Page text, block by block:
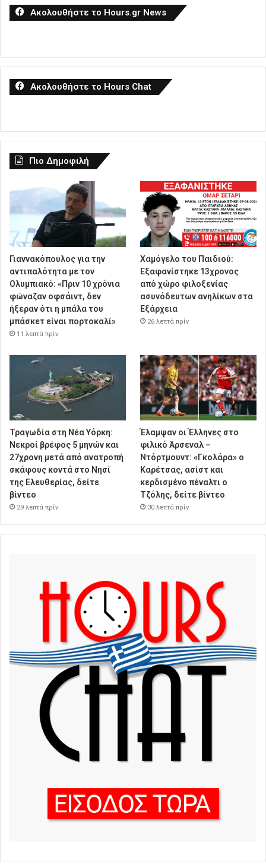
Ακολουθήστε το Hours.gr News
Ακολουθήστε το Hours Chat
Πιο Δημοφιλή
Γιαννακόπουλος για την
αντιπαλότητα με τον
Ολυμπιακό: «Πριν 10 χρόνια
φώναζαν οφσάιντ, δεν
ήξεραν ότι η μπάλα του
μπάσκετ είναι πορτοκαλί»
11 λεπτά πρίν
Χαμόγελο του Παιδιού:
Εξαφανίστηκε 13χρονος
από χώρο φιλοξενίας
ασυνόδευτων ανηλίκων στα
Εξάρχεια
26 λεπτά πρίν
Τραγωδία στη Νέα Υόρκη:
Νεκροί βρέφος 5 μηνών και
27χρονη μετά από ανατροπή
σκάφους κοντά στο Νησί
της Ελευθερίας, δείτε
βίντεο
29 λεπτά πρίν
Έλαμψαν οι Έλληνες στο
φιλικό Άρσεναλ –
Ντόρτμουντ: «Γκολάρα» ο
Καρέτσας, ασίστ και
κερδισμένο πέναλτι ο
Τζόλης, δείτε βίντεο
30 λεπτά πρίν